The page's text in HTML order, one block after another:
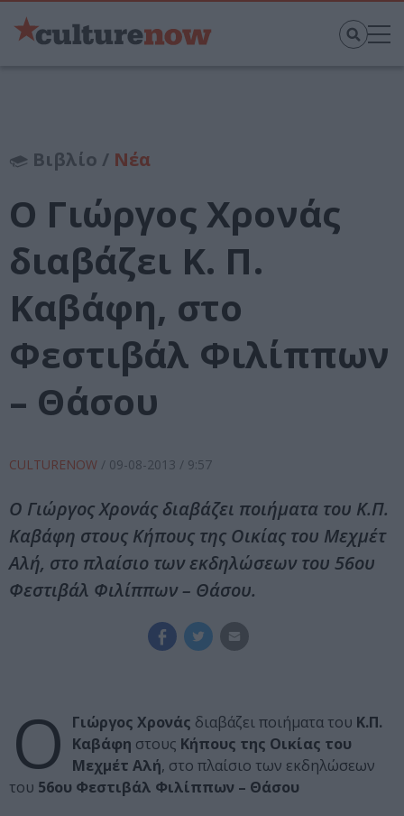
Βιβλίο / Νέα
Ο Γιώργος Χρονάς
διαβάζει Κ. Π.
Καβάφη, στο
Φεστιβάλ Φιλίππων
– Θάσου
CULTURENOW / 09-08-2013 / 9:57
Ο Γιώργος Χρονάς διαβάζει ποιήματα του Κ.Π.
Καβάφη στους Κήπους της Οικίας του Μεχμέτ
Αλή, στο πλαίσιο των εκδηλώσεων του 56ου
Φεστιβάλ Φιλίππων – Θάσου.
Ο Γιώργος Χρονάς διαβάζει ποιήματα του Κ.Π.
Καβάφη στους Κήπους της Οικίας του
Μεχμέτ Αλή, στο πλαίσιο των εκδηλώσεων
του 56ου Φεστιβάλ Φιλίππων – Θάσου